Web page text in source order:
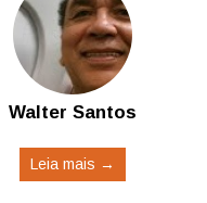
Walter Santos
Leia mais →